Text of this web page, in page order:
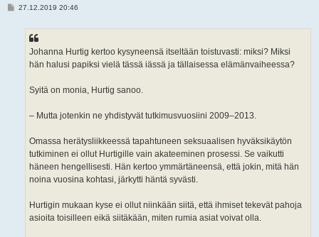
V27.12.2019 20:46
Johanna Hurtig kertoo kysyneensä itseltään toistuvasti: miksi? Miksi
hän halusi papiksi vielä tässä iässä ja tällaisessa elämänvaiheessa?
Syitä on monia, Hurtig sanoo.
– Mutta jotenkin ne yhdistyvät tutkimusvuosiini 2009–2013.
Omassa herätysliikkeessä tapahtuneen seksuaalisen hyväksikäytön
tutkiminen ei ollut Hurtigille vain akateeminen prosessi. Se vaikutti
häneen hengellisesti. Hän kertoo ymmärtäneensä, että jokin, mitä hän
noina vuosina kohtasi, järkytti häntä syvästi.
Hurtigin mukaan kyse ei ollut niinkään siitä, että ihmiset tekevät pahoja
asioita toisilleen eikä siitäkään, miten rumia asiat voivat olla.